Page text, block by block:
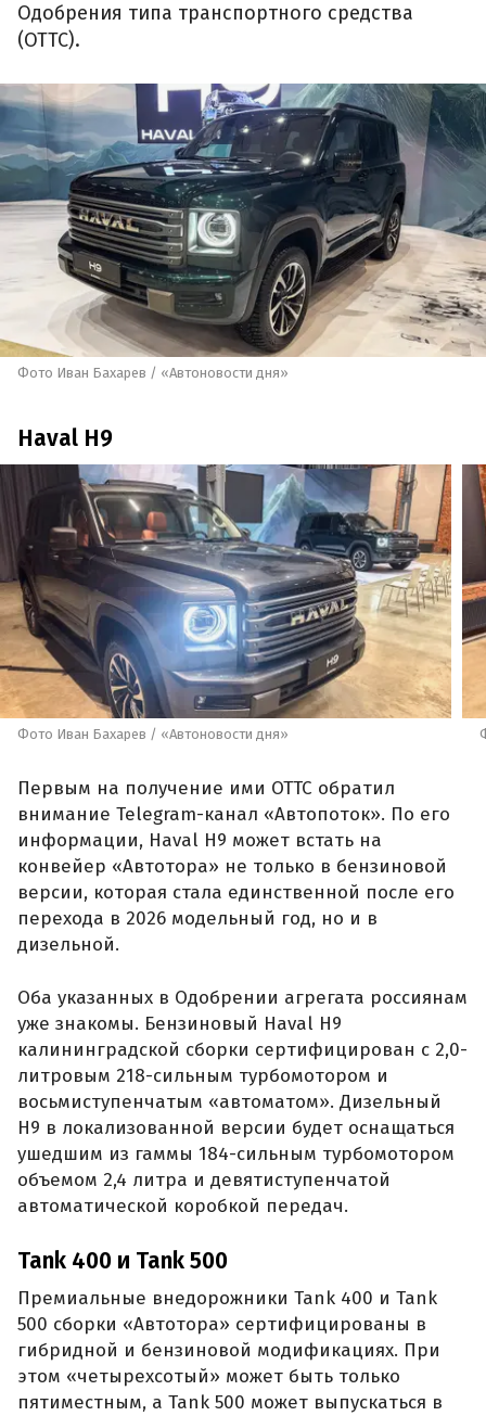
Одобрения типа транспортного средства
(ОТТС).
Фото Иван Бахарев / «Автоновости дня»
Haval H9
Фото Иван Бахарев / «Автоновости дня»
Первым на получение ими ОТТС обратил
внимание Telegram-канал «Автопоток». По его
информации, Haval H9 может встать на
конвейер «Автотора» не только в бензиновой
версии, которая стала единственной после его
перехода в 2026 модельный год, но и в
дизельной.
Оба указанных в Одобрении агрегата россиянам
уже знакомы. Бензиновый Haval H9
калининградской сборки сертифицирован с 2,0-
литровым 218-сильным турбомотором и
восьмиступенчатым «автоматом». Дизельный
H9 в локализованной версии будет оснащаться
ушедшим из гаммы 184-сильным турбомотором
объемом 2,4 литра и девятиступенчатой
автоматической коробкой передач.
Tank 400 и Tank 500
Премиальные внедорожники Tank 400 и Tank
500 сборки «Автотора» сертифицированы в
гибридной и бензиновой модификациях. При
этом «четырехсотый» может быть только
пятиместным, а Tank 500 может выпускаться в